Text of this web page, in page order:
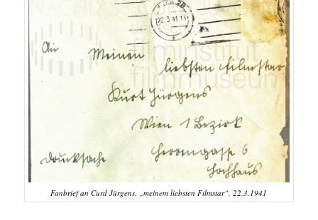
Fanbrief an Curd Jürgens, „meinem liebsten Filmstar“, 22.3.1941